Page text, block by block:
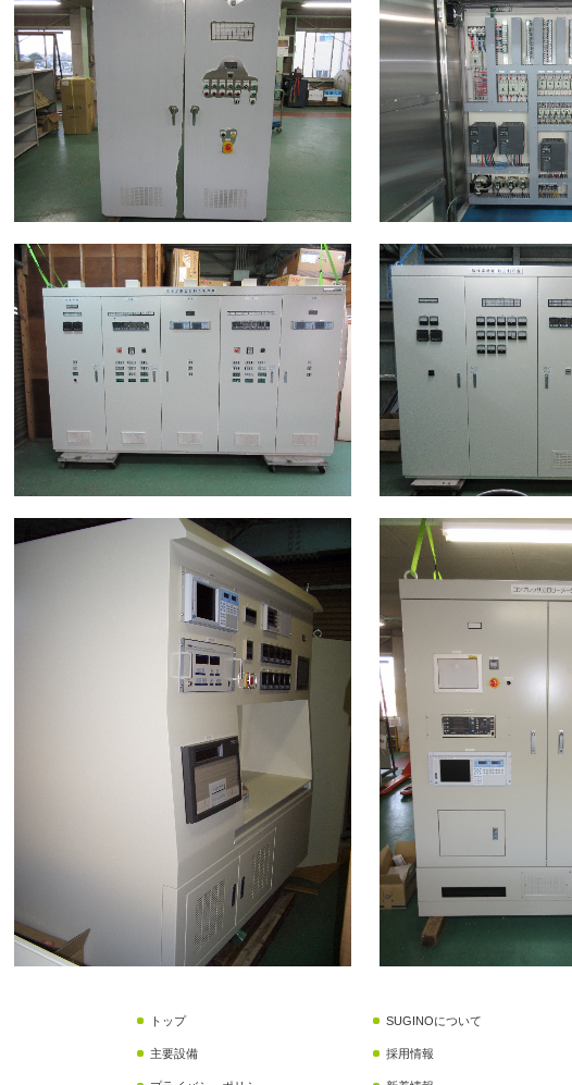
トップ SUGINOについて
主要設備 採用情報